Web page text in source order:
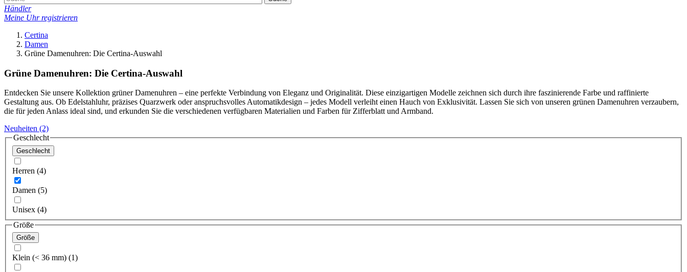
Händler
Meine Uhr registrieren
Certina
Damen
Grüne Damenuhren: Die Certina-Auswahl
Grüne Damenuhren: Die Certina-Auswahl
Entdecken Sie unsere Kollektion grüner Damenuhren – eine perfekte Verbindung von Eleganz und Originalität. Diese einzigartigen Modelle zeichnen sich durch ihre faszinierende Farbe und raffinierte
Gestaltung aus. Ob Edelstahluhr, präzises Quarzwerk oder anspruchsvolles Automatikdesign – jedes Modell verleiht einen Hauch von Exklusivität. Lassen Sie sich von unseren grünen Damenuhren verzaubern,
die für jeden Anlass ideal sind, und erkunden Sie die verschiedenen verfügbaren Materialien und Farben für Zifferblatt und Armband.
Neuheiten (2)
Geschlecht
Geschlecht
Herren (4)
Damen (5)
Unisex (4)
Größe
Größe
Klein (< 36 mm) (1)